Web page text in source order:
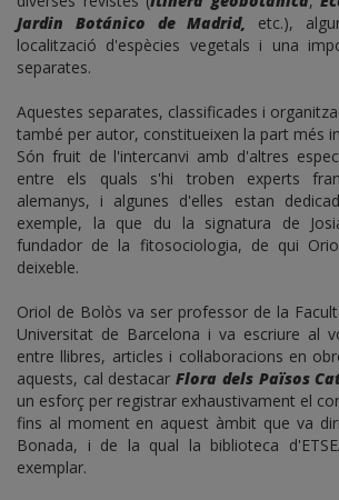
Jardin Botánico de Madrid, etc.),
localització d'espècies vegetals i una
separates.
Aquestes separates, classificades i
també per autor, constitueixen la part més
Són fruit de l'intercanvi amb d'altres
entre els quals s'hi troben experts
alemanys, i algunes d'elles estan
exemple, la que du la signatura de
fundador de la fitosociologia, de qui
deixeble.
Oriol de Bolòs va ser professor de la
Universitat de Barcelona i va escriure al
entre llibres, articles i col·laboracions en
aquests, cal destacarFlora dels Països
un esforç per registrar exhaustivament el
fins al moment en aquest àmbit que va
Bonada, i de la qual la biblioteca
exemplar.